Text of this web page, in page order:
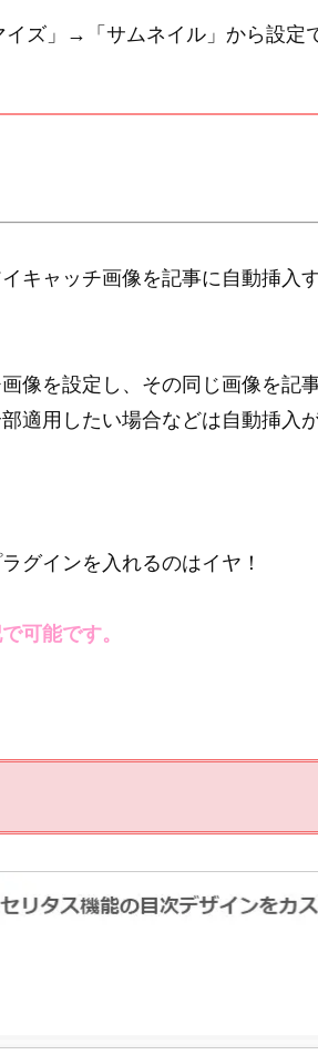
ズ」→「サムネイル」から設定
キャッチ画像を記事に自動挿入
像を設定し、その同じ画像を記
適用したい場合などは自動挿入が
グインを入れるのはイヤ！
可能です。